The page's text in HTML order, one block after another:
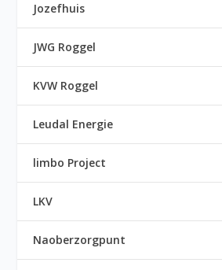
Jozefhuis
JWG Roggel
KVW Roggel
Leudal Energie
limbo Project
LKV
Naoberzorgpunt